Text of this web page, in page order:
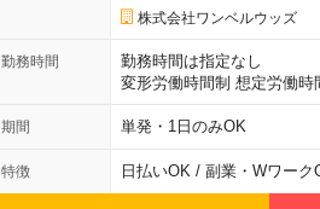
株式会社ワンベルウッズ
勤務時間
勤務時間は指定なし
変形労働時間制 想定労働
期間 単発・1日のみOK
特徴 日払いOK / 副業・Wワー